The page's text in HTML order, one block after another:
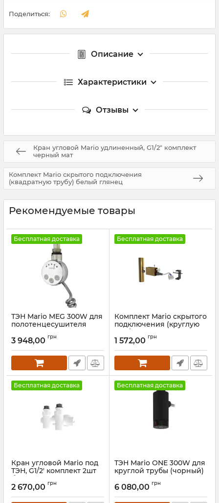
Поделиться:
Описание
Характеристики
Отзывы
Кран угловой Mario удлиненный, G1/2" комплект
черный мат
Комплект Mario скрытого подключения
(квадратную трубу) белый глянец
Рекомендуемые товары
Бесплатная доставка
ТЭН Mario MEG 300W для
полотенцесушителя
Артикул:5.0.1003.0.P-BM
3 948,00 грн
Бесплатная доставка
Комплект Mario скрытого
подключения (круглую
трубу) золото
Артикул:3.0.0900.0.P-G
1 572,00 грн
Бесплатная доставка
Кран угловой Mario под
ТЭН, G1/2' комплект 2шт
белый мат
Артикул:4.0.0500.55.P-WM
2 670,00 грн
Бесплатная доставка
ТЭН Mario ONE 300W для
круглой трубы (чорный)
6 080,00 грн